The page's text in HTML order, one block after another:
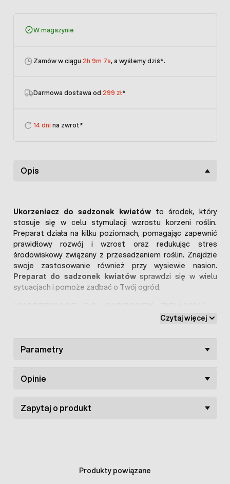
W magazynie
Zamów w ciągu 2h 9m 7s, a wyślemy dziś*.
Darmowa dostawa od 299 zł*
14 dni na zwrot*
Opis
Ukorzeniacz do sadzonek kwiatówto środek, który
stosuje się w celu stymulacji wzrostu korzeni roślin.
Preparat działa na kilku poziomach, pomagając zapewnić
prawidłowy rozwój i wzrost oraz redukując stres
środowiskowy związany z przesadzaniem roślin. Znajdzie
swoje zastosowanie również przy wysiewie nasion.
Preparat do sadzonek kwiatówsprawdzi się w wielu
sytuacjach i pomoże zadbać o Twój ogród.
Zawiera korzystne dla roślin minerały,
pobierania wody i składników odżywczych,
Redukuje stres środowiskowy i pomaga w
ziemią, docisnąć i podlać wodą.
Przesadzanie roślin o odkrytych korzeniach:
Czytaj więcej
Parametry
Opinie
Zapytaj o produkt
Produkty powiązane